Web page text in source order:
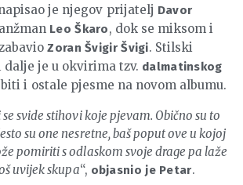
je njegov prijatelj Davor
Leo Škaro, dok se miksom i
Zoran Švigir Švigi. Stilski
dalje je u okvirima tzv. dalmatinskog
i ostale pjesme na novom albumu.
svide stihovi koje pjevam. Obično su to
su one nesretne, baš poput ove u kojoj
pomiriti s odlaskom svoje drage pa laže
uvijek skupa“, objasnio je Petar.